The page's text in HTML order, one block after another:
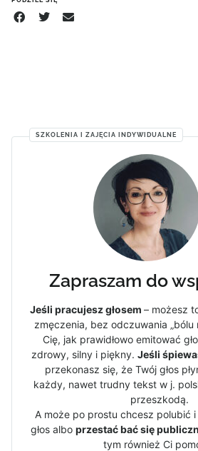
Zapraszam do
Jeśli pracujesz głosem – możesz
zmęczenia, bez odczuwania „bólu
Cię, jak prawidłowo emitować
zdrowy, silny i piękny. Jeśli
przekonasz się, że Twój głos
każdy, nawet trudny tekst w j.
przeszkodą.
A może po prostu chcesz polubić
głos albo przestać bać się
tym również Ci
SZKOLENIA I ZAJĘCIA INDYWIDUALNE